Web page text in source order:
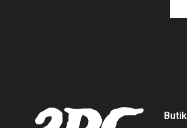
Butik